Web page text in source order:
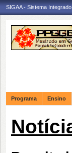
SIGAA - Sistema
Programa Ensino